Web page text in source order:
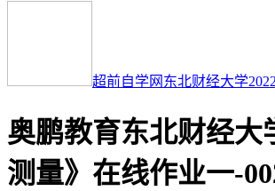
超前自学网 东北财经大学
奥鹏教育东北财经大
测量》在线作业一-